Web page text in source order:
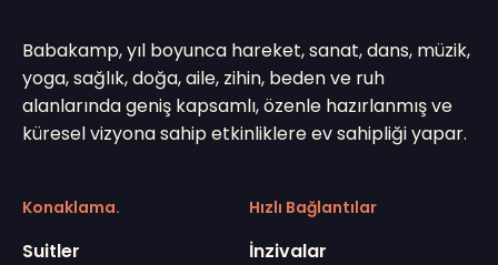
Babakamp, yıl boyunca hareket, sanat, dans, müzik,
yoga, sağlık, doğa, aile, zihin, beden ve ruh
alanlarında geniş kapsamlı, özenle hazırlanmış ve
küresel vizyona sahip etkinliklere ev sahipliği yapar.
Konaklama.
Suitler
Hızlı Bağlantılar
İnzivalar